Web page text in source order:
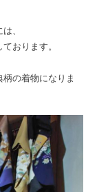
、
おります。
の着物になりま